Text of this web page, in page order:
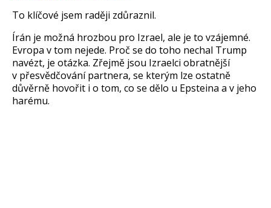
To klíčové jsem raději zdůraznil.
Írán je možná hrozbou pro Izrael, ale je to vzájemné.
Evropa v tom nejede. Proč se do toho nechal Trump
navézt, je otázka. Zřejmě jsou Izraelci obratnější
v přesvědčování partnera, se kterým lze ostatně
důvěrně hovořit i o tom, co se dělo u Epsteina a v jeho
harému.